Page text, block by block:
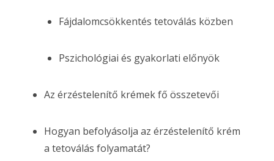
Fájdalomcsökkentés tetoválás közben
Pszichológiai és gyakorlati előnyök
Az érzéstelenítő krémek fő összetevői
Hogyan befolyásolja az érzéstelenítő krém
a tetoválás folyamatát?